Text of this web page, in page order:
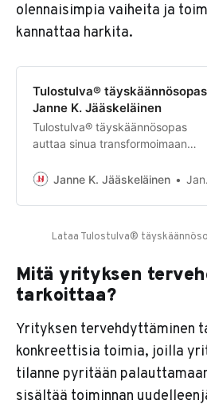
olennaisimpia vaiheita ja
kannattaa harkita.
Tulostulva®
Janne K. Jääskeläinen
Tulostulva® täyskäännösopas
auttaa sinua transformoimaan
Lataa omasi pian!
Janne K. Jääskeläinen Janne K. Jääskeläinen
Lataa Tulostulva®
Mitä yrityksen
tarkoittaa?
Yrityksen tervehdyttäminen
konkreettisia toimia, joilla
tilanne pyritään
sisältää toiminnan